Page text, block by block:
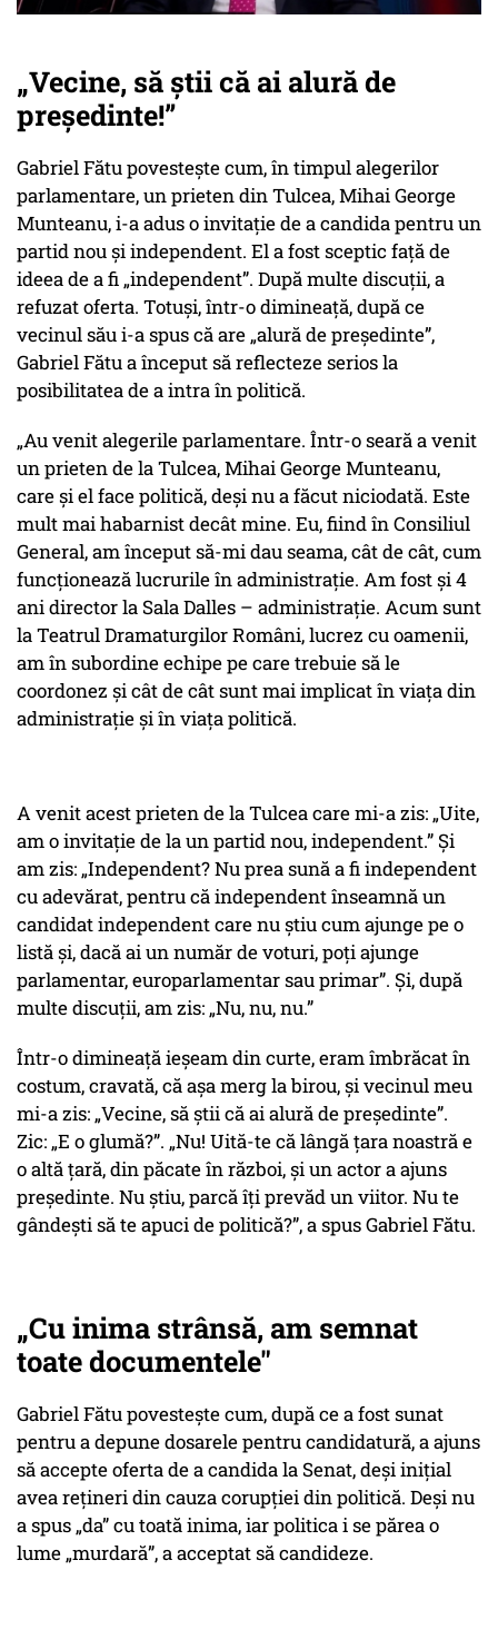
„Vecine, să știi că ai alură de
președinte!”
Gabriel Fătu povestește cum, în timpul alegerilor
parlamentare, un prieten din Tulcea, Mihai George
Munteanu, i-a adus o invitație de a candida pentru un
partid nou și independent. El a fost sceptic față de
ideea de a fi „independent”. După multe discuții, a
refuzat oferta. Totuși, într-o dimineață, după ce
vecinul său i-a spus că are „alură de președinte”,
Gabriel Fătu a început să reflecteze serios la
posibilitatea de a intra în politică.
„Au venit alegerile parlamentare. Într-o seară a venit
un prieten de la Tulcea, Mihai George Munteanu,
care și el face politică, deși nu a făcut niciodată. Este
mult mai habarnist decât mine. Eu, fiind în Consiliul
General, am început să-mi dau seama, cât de cât, cum
funcționează lucrurile în administrație. Am fost și 4
ani director la Sala Dalles – administrație. Acum sunt
la Teatrul Dramaturgilor Români, lucrez cu oamenii,
am în subordine echipe pe care trebuie să le
coordonez și cât de cât sunt mai implicat în viața din
administrație și în viața politică.
A venit acest prieten de la Tulcea care mi-a zis: „Uite,
am o invitație de la un partid nou, independent.” Și
am zis: „Independent? Nu prea sună a fi independent
cu adevărat, pentru că independent înseamnă un
candidat independent care nu știu cum ajunge pe o
listă și, dacă ai un număr de voturi, poți ajunge
parlamentar, europarlamentar sau primar”. Și, după
multe discuții, am zis: „Nu, nu, nu.”
Într-o dimineață ieșeam din curte, eram îmbrăcat în
costum, cravată, că așa merg la birou, și vecinul meu
mi-a zis: „Vecine, să știi că ai alură de președinte”.
Zic: „E o glumă?”. „Nu! Uită-te că lângă țara noastră e
o altă țară, din păcate în război, și un actor a ajuns
președinte. Nu știu, parcă îți prevăd un viitor. Nu te
gândești să te apuci de politică?”,a spus Gabriel Fătu.
„Cu inima strânsă, am semnat
toate documentele"
Gabriel Fătu povestește cum, după ce a fost sunat
pentru a depune dosarele pentru candidatură, a ajuns
să accepte oferta de a candida la Senat, deși inițial
avea rețineri din cauza corupției din politică. Deși nu
a spus „da” cu toată inima, iar politica i se părea o
lume „murdară”, a acceptat să candideze.